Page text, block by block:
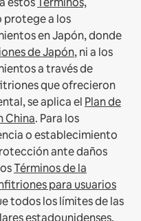
protege a los
en Japón, donde
de Japón, ni a los
a través de
que ofrecieron
se aplica el Plan de
China. Para los
o establecimiento
ante daños
Términos de la
para usuarios
todos los límites de las
estadounidenses.